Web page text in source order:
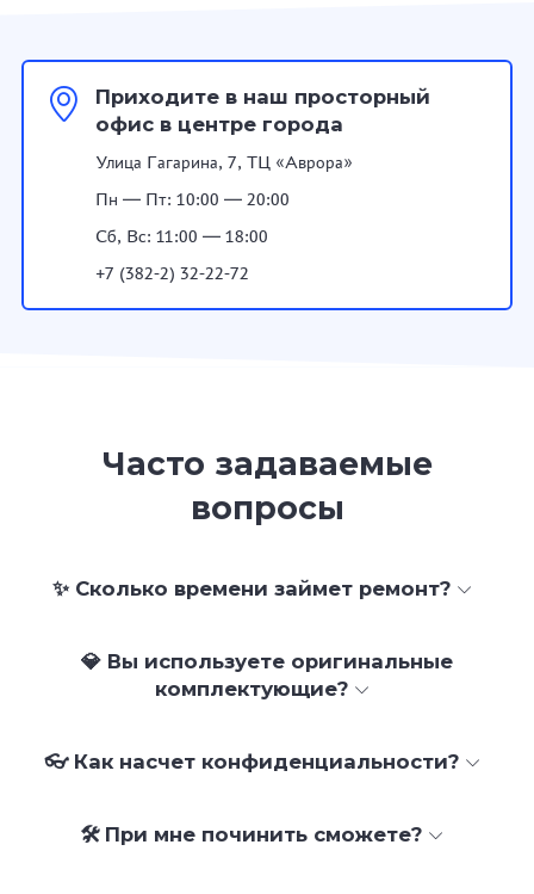
Приходите в наш просторный
офис в центре города
Улица Гагарина, 7, ТЦ «Аврора»
Пн — Пт: 10:00 — 20:00
Сб, Вс: 11:00 — 18:00
+7 (382-2) 32-22-72
Часто задаваемые
вопросы
✨ Сколько времени займет ремонт?
💎 Вы используете оригинальные
комплектующие?
👓 Как насчет конфиденциальности?
🛠 При мне починить сможете?